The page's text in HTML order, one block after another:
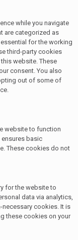
while you navigate
are categorized as
for the working
third-party cookies
website. These
consent. You also
out of some of
website to function
basic
These cookies do not
for the website to
data via analytics,
necessary cookies. It is
these cookies on your